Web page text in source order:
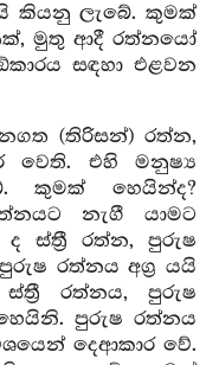
කියනු ලැබේ. කුමක්
මුතු ආදී රත්නයෝ
සඳහා එළවන
(තිරිසන්) රත්න,
වෙති. එහි මනුෂ්‍ය
කුමක් හෙයින්ද?
නැගී යාමට
ස්ත්‍රී රත්න, පුරුෂ
රත්නය අග්‍ර යයි
රත්නය, පුරුෂ
පුරුෂ රත්නය
දෙආකාර වේ.